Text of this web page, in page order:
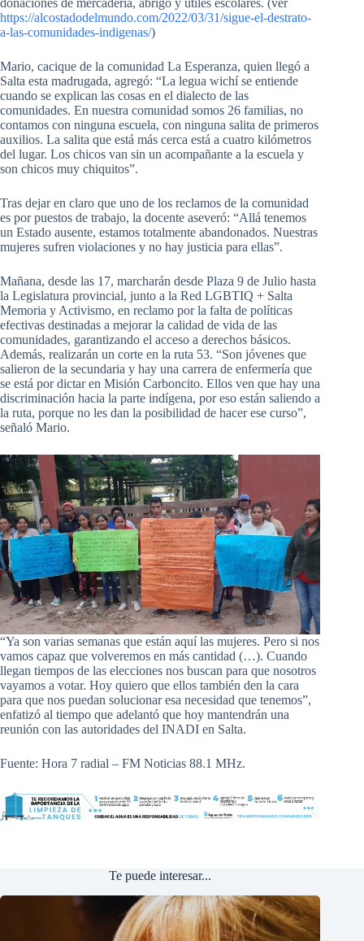
https://alcostadodelmundo.com/2022/03/31/sigue-el-destrato-
a-las-comunidades-indigenas/)
Mario, cacique de la comunidad La Esperanza, quien llegó a
Salta esta madrugada, agregó: “La legua wichí se entiende
cuando se explican las cosas en el dialecto de las
comunidades. En nuestra comunidad somos 26 familias, no
contamos con ninguna escuela, con ninguna salita de primeros
auxilios. La salita que está más cerca está a cuatro kilómetros
del lugar. Los chicos van sin un acompañante a la escuela y
son chicos muy chiquitos”.
Tras dejar en claro que uno de los reclamos de la comunidad
es por puestos de trabajo, la docente aseveró: “Allá tenemos
un Estado ausente, estamos totalmente abandonados. Nuestras
mujeres sufren violaciones y no hay justicia para ellas”.
Mañana, desde las 17, marcharán desde Plaza 9 de Julio hasta
la Legislatura provincial, junto a la Red LGBTIQ + Salta
Memoria y Activismo, en reclamo por la falta de políticas
efectivas destinadas a mejorar la calidad de vida de las
comunidades, garantizando el acceso a derechos básicos.
Además, realizarán un corte en la ruta 53. “Son jóvenes que
salieron de la secundaria y hay una carrera de enfermería que
se está por dictar en Misión Carboncito. Ellos ven que hay una
discriminación hacia la parte indígena, por eso están saliendo a
la ruta, porque no les dan la posibilidad de hacer ese curso”,
señaló Mario.
“Ya son varias semanas que están aquí las mujeres. Pero si nos
vamos capaz que volveremos en más cantidad (…). Cuando
llegan tiempos de las elecciones nos buscan para que nosotros
vayamos a votar. Hoy quiero que ellos también den la cara
para que nos puedan solucionar esa necesidad que tenemos”,
enfatizó al tiempo que adelantó que hoy mantendrán una
reunión con las autoridades del INADI en Salta.
Fuente: Hora 7 radial – FM Noticias 88.1 MHz.
Te puede interesar...